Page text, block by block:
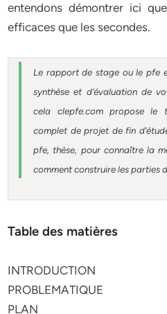
entendons démontrer ici
efficaces que les secondes.
Le rapport de stage ou le pfe
synthèse et d’évaluation de
cela clepfe.com propose le
complet de projet de fin
pfe, thèse, pour connaître la
comment construire les parties
Table des matières
INTRODUCTION
PROBLEMATIQUE
PLAN